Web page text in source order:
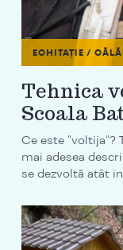
ECHITAȚIE /
Tehnica
Scoala
Ce este "voltija"?
mai adesea
se dezvoltă atât